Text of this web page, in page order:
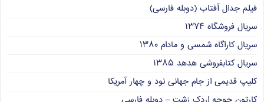
فیلم جدال آفتاب (دوبله فارسی)
سریال فروشگاه ۱۳۷۴
سریال کاراگاه شمسی و مادام ۱۳۸۰
سریال کتابفروشی هدهد ۱۳۸۵
کلیپ قدیمی از جام جهانی نود و چهار آمریکا